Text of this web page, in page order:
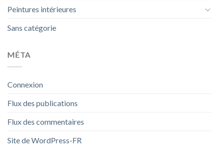
Peintures intérieures
Sans catégorie
MÉTA
Connexion
Flux des publications
Flux des commentaires
Site de WordPress-FR